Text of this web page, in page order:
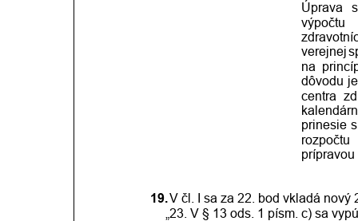
Úprava
výpočtu
verejnej
na
dôvodu je
centra
prinesie
rozpočtu
19.V čl. I sa za 22. bod vkladá nový
„23. V § 13 ods. 1 písm. c) sa